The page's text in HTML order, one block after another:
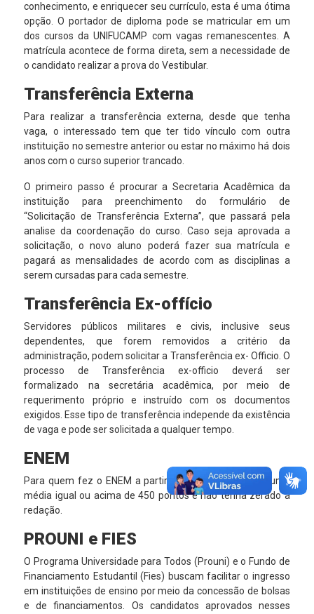
conhecimento, e enriquecer seu currículo, esta é uma ótima
opção. O portador de diploma pode se matricular em um
dos cursos da UNIFUCAMP com vagas remanescentes. A
matrícula acontece de forma direta, sem a necessidade de
o candidato realizar a prova do Vestibular.
Transferência Externa
Para realizar a transferência externa, desde que tenha
vaga, o interessado tem que ter tido vínculo com outra
instituição no semestre anterior ou estar no máximo há dois
anos com o curso superior trancado.
O primeiro passo é procurar a Secretaria Acadêmica da
instituição para preenchimento do formulário de
“Solicitação de Transferência Externa”, que passará pela
analise da coordenação do curso. Caso seja aprovada a
solicitação, o novo aluno poderá fazer sua matrícula e
pagará as mensalidades de acordo com as disciplinas a
serem cursadas para cada semestre.
Transferência Ex-offício
Servidores públicos militares e civis, inclusive seus
dependentes, que forem removidos a critério da
administração, podem solicitar a Transferência ex- Officio. O
processo de Transferência ex-officio deverá ser
formalizado na secretária acadêmica, por meio de
requerimento próprio e instruído com os documentos
exigidos. Esse tipo de transferência independe da existência
de vaga e pode ser solicitada a qualquer tempo.
ENEM
Para quem fez o ENEM a partir de 2010 e conseguiu uma
média igual ou acima de 450 pontos e não tenha zerado a
redação.
PROUNI e FIES
O Programa Universidade para Todos (Prouni) e o Fundo de
Financiamento Estudantil (Fies) buscam facilitar o ingresso
em instituições de ensino por meio da concessão de bolsas
e de financiamentos. Os candidatos aprovados nesses